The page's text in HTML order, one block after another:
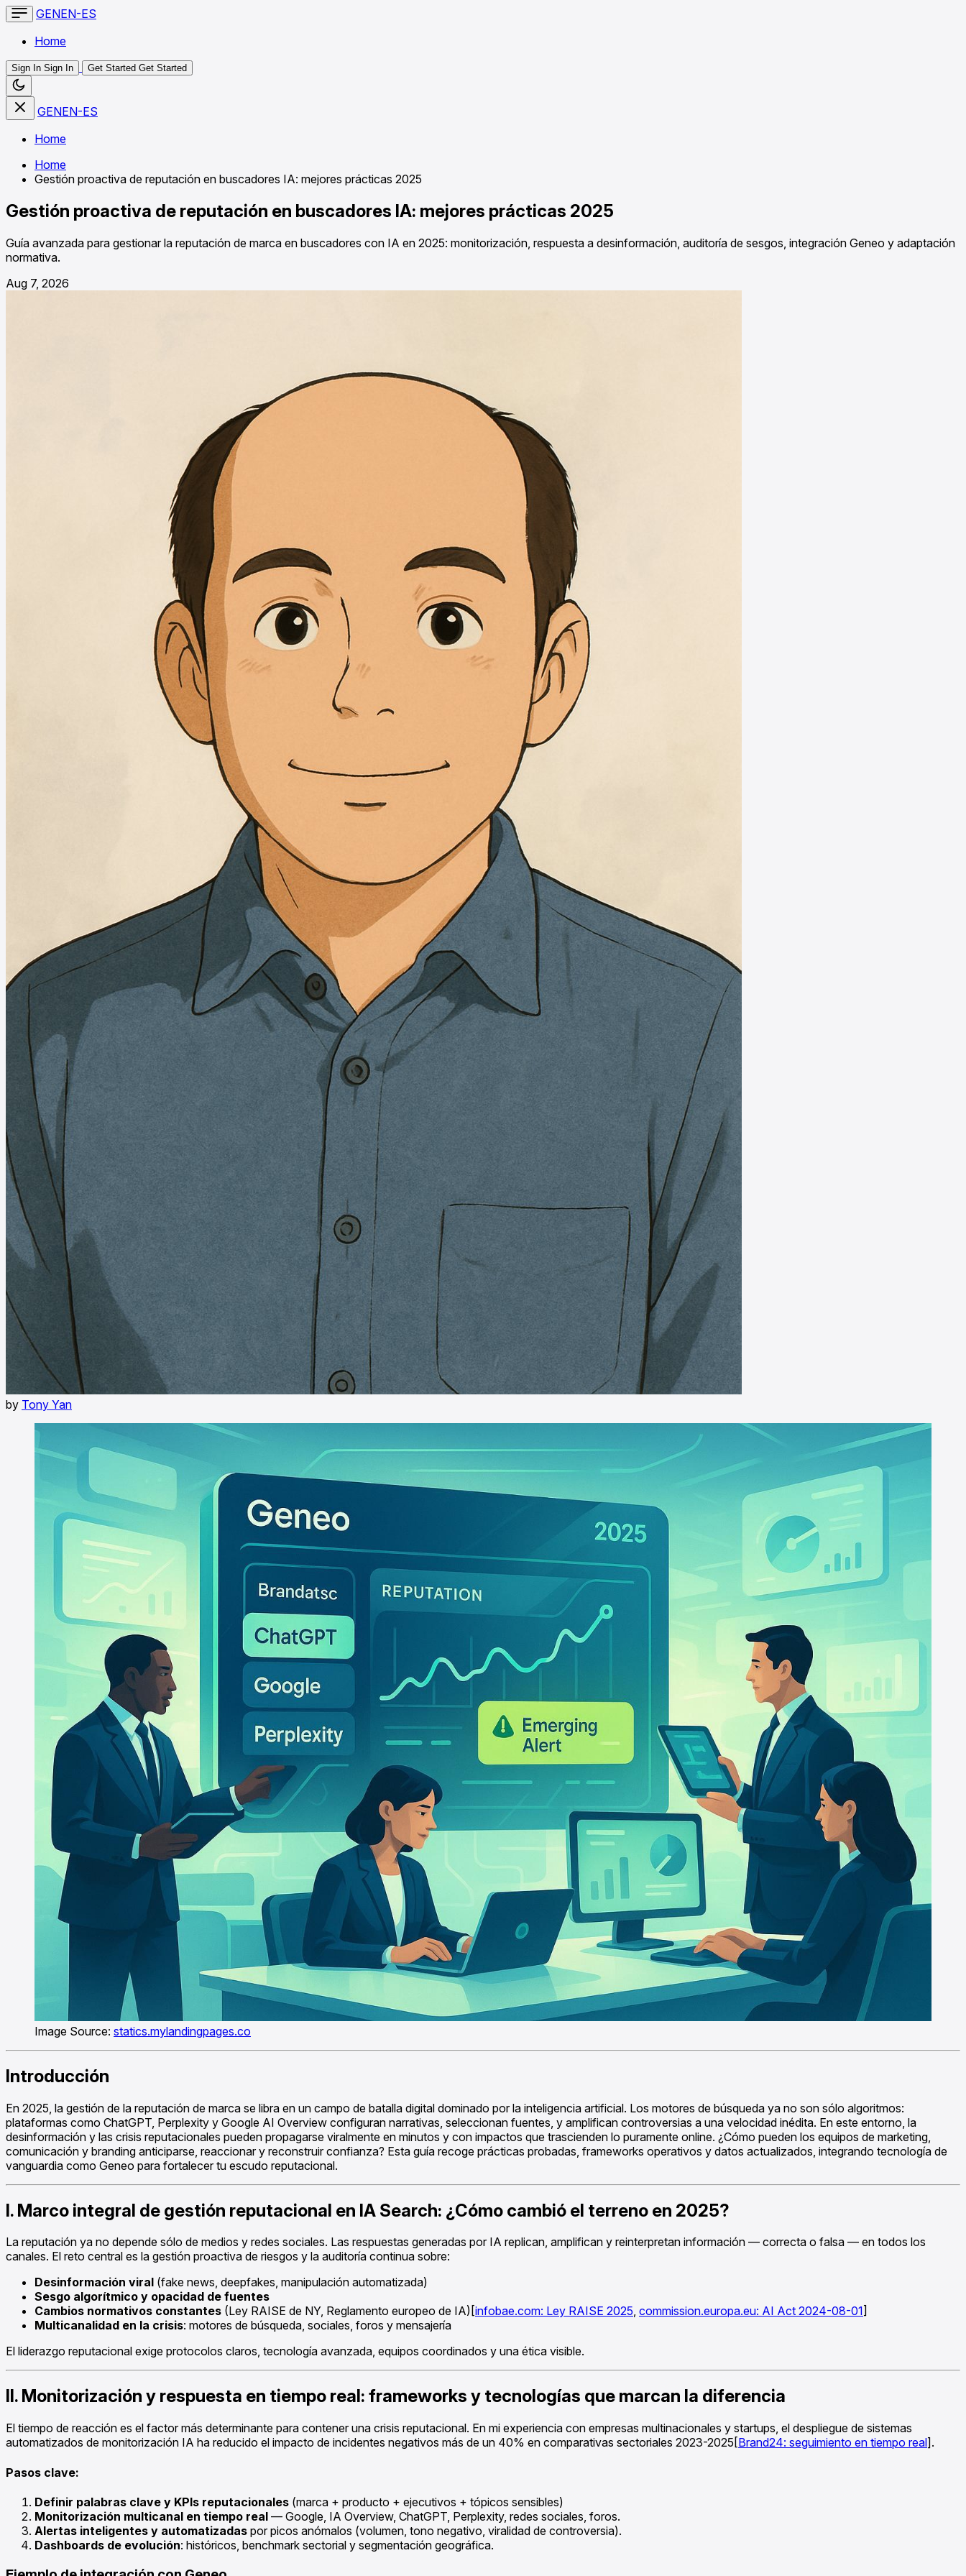
GENEN-ES
Home
Sign In Sign In Get Started Get Started
GENEN-ES
Home
Home
Gestión proactiva de reputación en buscadores IA: mejores prácticas 2025
Gestión proactiva de reputación en buscadores IA: mejores prácticas 2025
Guía avanzada para gestionar la reputación de marca en buscadores con IA en 2025: monitorización, respuesta a desinformación, auditoría de sesgos, integración Geneo y adaptación
normativa.
Aug 7, 2026
by Tony Yan
Image Source: statics.mylandingpages.co
Introducción
En 2025, la gestión de la reputación de marca se libra en un campo de batalla digital dominado por la inteligencia artificial. Los motores de búsqueda ya no son sólo algoritmos:
plataformas como ChatGPT, Perplexity y Google AI Overview configuran narrativas, seleccionan fuentes, y amplifican controversias a una velocidad inédita. En este entorno, la
desinformación y las crisis reputacionales pueden propagarse viralmente en minutos y con impactos que trascienden lo puramente online. ¿Cómo pueden los equipos de marketing,
comunicación y branding anticiparse, reaccionar y reconstruir confianza? Esta guía recoge prácticas probadas, frameworks operativos y datos actualizados, integrando tecnología de
vanguardia como Geneo para fortalecer tu escudo reputacional.
I. Marco integral de gestión reputacional en IA Search: ¿Cómo cambió el terreno en 2025?
La reputación ya no depende sólo de medios y redes sociales. Las respuestas generadas por IA replican, amplifican y reinterpretan información — correcta o falsa — en todos los
canales. El reto central es la gestión proactiva de riesgos y la auditoría continua sobre:
Desinformación viral (fake news, deepfakes, manipulación automatizada)
Sesgo algorítmico y opacidad de fuentes
Cambios normativos constantes (Ley RAISE de NY, Reglamento europeo de IA)[infobae.com: Ley RAISE 2025, commission.europa.eu: AI Act 2024-08-01]
Multicanalidad en la crisis: motores de búsqueda, sociales, foros y mensajería
El liderazgo reputacional exige protocolos claros, tecnología avanzada, equipos coordinados y una ética visible.
II. Monitorización y respuesta en tiempo real: frameworks y tecnologías que marcan la diferencia
El tiempo de reacción es el factor más determinante para contener una crisis reputacional. En mi experiencia con empresas multinacionales y startups, el despliegue de sistemas
automatizados de monitorización IA ha reducido el impacto de incidentes negativos más de un 40% en comparativas sectoriales 2023-2025[Brand24: seguimiento en tiempo real].
Pasos clave:
Definir palabras clave y KPIs reputacionales (marca + producto + ejecutivos + tópicos sensibles)
Monitorización multicanal en tiempo real — Google, IA Overview, ChatGPT, Perplexity, redes sociales, foros.
Alertas inteligentes y automatizadas por picos anómalos (volumen, tono negativo, viralidad de controversia).
Dashboards de evolución: históricos, benchmark sectorial y segmentación geográfica.